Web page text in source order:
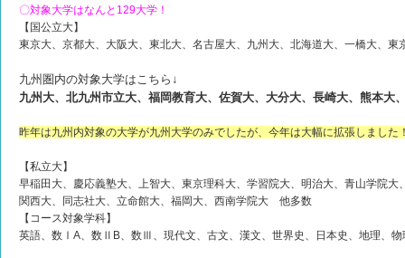
〇対象大学はなんと129大学！
【国公立大】
東京大、京都大、大阪大、東北大、名古屋大、九州大、北海道大、一橋大、
九州圏内の対象大学はこちら↓
九州大、北九州市立大、福岡教育大、佐賀大、大分大、長崎大、熊本大
昨年は九州内対象の大学が九州大学のみでしたが、今年は大幅に拡張しました
【私立大】
早稲田大、慶応義塾大、上智大、東京理科大、学習院大、明治大、青山学院
関西大、同志社大、立命館大、福岡大、西南学院大 他多数
【コース対象学科】
英語、数ⅠA、数ⅡB、数Ⅲ、現代文、古文、漢文、世界史、日本史、地理、物